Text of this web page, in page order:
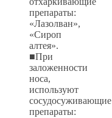
препараты:
«Лазолван»,
«Сироп
алтея».
■При
заложенности
носа,
используют
сосудосуживающие
препараты: